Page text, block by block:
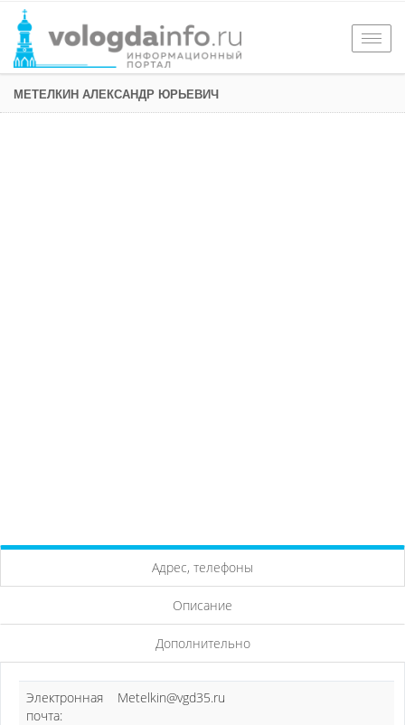
МЕТЕЛКИН АЛЕКСАНДР ЮРЬЕВИЧ
Адрес, телефоны
Описание
Дополнительно
Электронная
почта:
Metelkin@vgd35.ru